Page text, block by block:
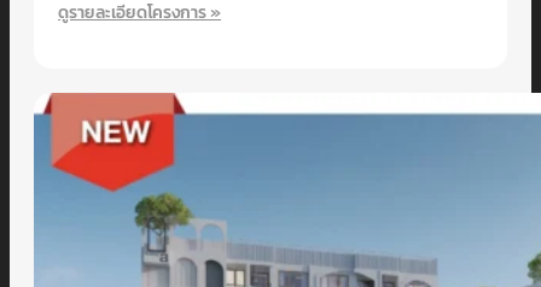
ดูรายละเอียดโครงการ »